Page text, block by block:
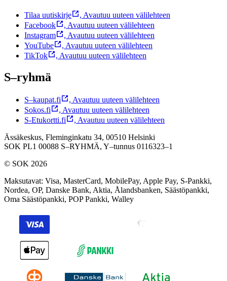
Tilaa uutiskirje , Avautuu uuteen välilehteen
Facebook
, Avautuu uuteen välilehteen
Instagram
, Avautuu uuteen välilehteen
YouTube
, Avautuu uuteen välilehteen
TikTok
, Avautuu uuteen välilehteen
S–ryhmä
S–kaupat.fi , Avautuu uuteen välilehteen
Sokos.fi
, Avautuu uuteen välilehteen
S-Etukortti.fi
, Avautuu uuteen välilehteen
Ässäkeskus, Fleminginkatu 34, 00510 Helsinki
SOK PL1 00088 S–RYHMÄ, Y–tunnus 0116323–1
© SOK 2026
Maksutavat: Visa, MasterCard, MobilePay, Apple Pay, S-Pankki,
Nordea, OP, Danske Bank, Aktia, Ålandsbanken, Säästöpankki,
Oma Säästöpankki, POP Pankki, Walley